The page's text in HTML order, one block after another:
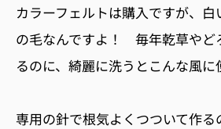
カラーフェルトは購入ですが、
の毛なんですよ！ 毎年乾草やど
るのに、綺麗に洗うとこんな風に
専用の針で根気よくつついて作る